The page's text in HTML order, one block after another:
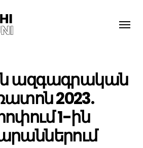
Toggle
ազգագրական
2023.
1-ին